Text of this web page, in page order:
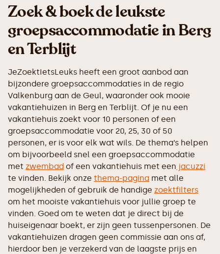
Zoek & boek de leukste
groepsaccommodatie in Berg
en Terblijt
JeZoektIetsLeuks heeft een groot aanbod aan
bijzondere groepsaccommodaties in de regio
Valkenburg aan de Geul, waaronder ook mooie
vakantiehuizen in Berg en Terblijt. Of je nu een
vakantiehuis zoekt voor 10 personen of een
groepsaccommodatie voor 20, 25, 30 of 50
personen, er is voor elk wat wils. De thema’s helpen
om bijvoorbeeld snel een groepsaccommodatie
met zwembad of een vakantiehuis met een jacuzzi
te vinden. Bekijk onze thema-pagina met alle
mogelijkheden of gebruik de handige zoektfilters
om het mooiste vakantiehuis voor jullie groep te
vinden. Goed om te weten dat je direct bij de
huiseigenaar boekt, er zijn geen tussenpersonen. De
vakantiehuizen dragen geen commissie aan ons af,
hierdoor ben je verzekerd van de laagste prijs en